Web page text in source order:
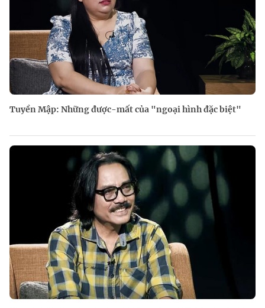
Tuyền Mập: Những được-mất của "ngoại hình đặc biệt"